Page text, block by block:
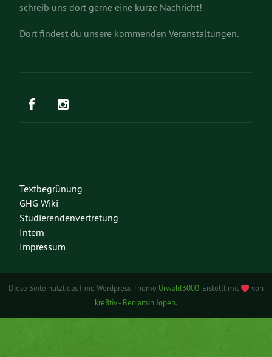
schreib uns dort gerne eine kurze Nachricht!
Dort findest du unsere kommenden Veranstaltungen.
Textbegrünung
GHG Wiki
Studierendenvertretung
Intern
Impressum
Diese Seite nutzt das freie Wordpress-Theme Urwahl3000. Erstellt mit
von
kre8tiv - Benjamin Jopen.